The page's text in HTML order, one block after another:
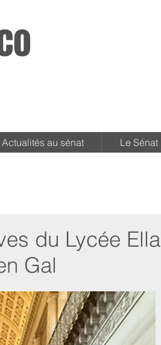
Actualités au sénat Le Sénat
du Lycée Ella
Gal